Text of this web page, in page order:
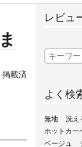
掲載済
レビュ
よく検
無地
洗え
ホットカー
ベージュ